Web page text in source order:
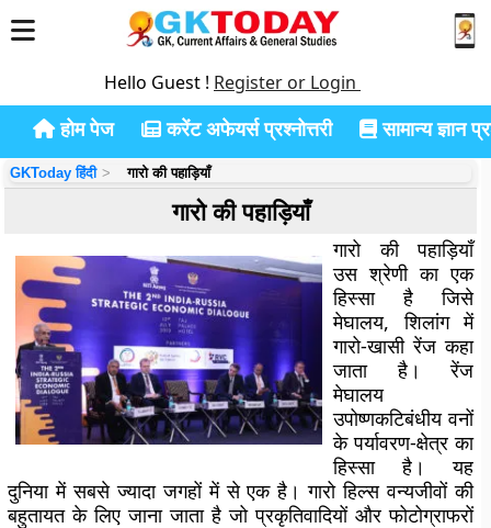
Hello Guest ! Register or Login
होम पेज करेंट अफेयर्स प्रश्नोत्तरी सामान्य ज्ञान
GKToday हिंदी गारो की पहाड़ियाँ
गारो की पहाड़ियाँ
गारो की पहाड़ियाँ
उस श्रेणी का एक
हिस्सा है जिसे
मेघालय, शिलांग में
गारो-खासी रेंज कहा
जाता है। रेंज
मेघालय
उपोष्णकटिबंधीय वनों
के पर्यावरण-क्षेत्र का
हिस्सा है। यह
दुनिया में सबसे ज्यादा जगहों में से एक है। गारो हिल्स वन्यजीवों की
बहुतायत के लिए जाना जाता है जो प्रकृतिवादियों और फोटोग्राफरों